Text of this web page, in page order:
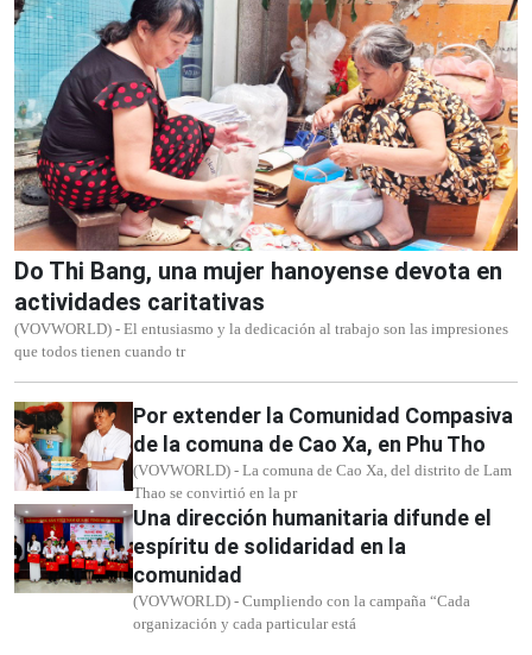
Do Thi Bang, una mujer hanoyense devota en
actividades caritativas
(VOVWORLD) - El entusiasmo y la dedicación al trabajo son las impresiones
que todos tienen cuando tr
Por extender la Comunidad Compasiva
de la comuna de Cao Xa, en Phu Tho
(VOVWORLD) - La comuna de Cao Xa, del distrito de Lam
Thao se convirtió en la pr
Una dirección humanitaria difunde el
espíritu de solidaridad en la
comunidad
(VOVWORLD) - Cumpliendo con la campaña “Cada
organización y cada particular está